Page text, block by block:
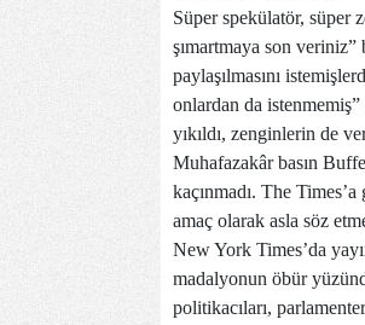
Süper spekülatör, süper
şımartmaya son veriniz”
paylaşılmasını
onlardan da
yıkıldı, zenginlerin de
Muhafazakâr basın
kaçınmadı. The
amaç olarak asla söz
New York Times’da
madalyonun öbür
politikacıları,